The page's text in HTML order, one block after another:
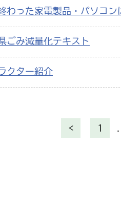
わった家電製品・パソコン
ごみ減量化テキスト
クター紹介
< 1